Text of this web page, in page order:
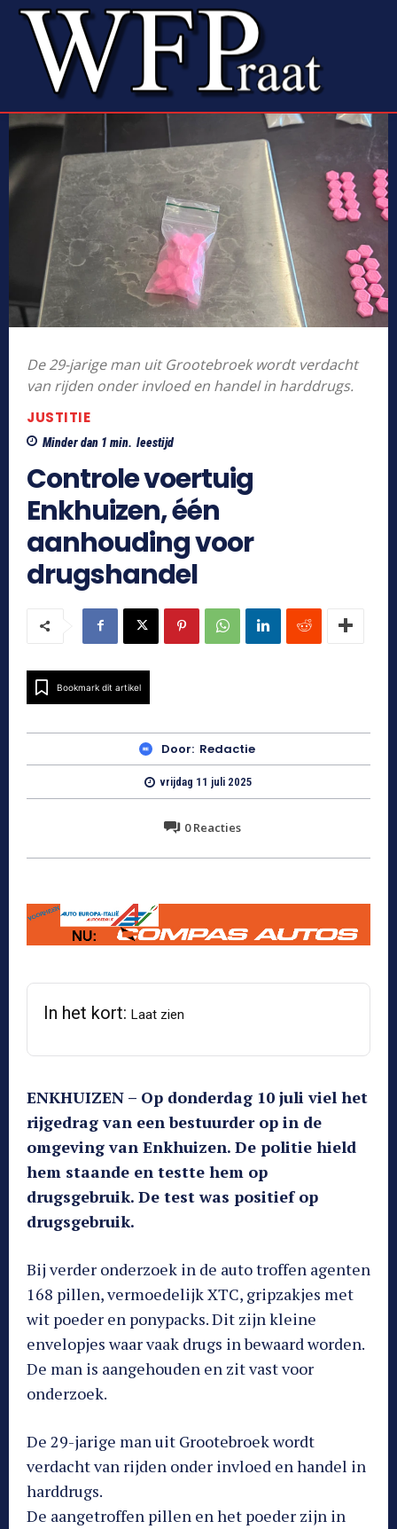
De 29-jarige man uit Grootebroek wordt verdacht
van rijden onder invloed en handel in harddrugs.
JUSTITIE
Minder dan 1 min. leestijd
Controle voertuig
Enkhuizen, één
aanhouding voor
drugshandel
Bookmark dit artikel
Door: Redactie
vrijdag 11 juli 2025
0Reacties
In het kort: Laat zien
ENKHUIZEN – Op donderdag 10 juli viel het
rijgedrag van een bestuurder op in de
omgeving van Enkhuizen. De politie hield
hem staande en testte hem op
drugsgebruik. De test was positief op
drugsgebruik.
Bij verder onderzoek in de auto troffen agenten
168 pillen, vermoedelijk XTC, gripzakjes met
wit poeder en ponypacks. Dit zijn kleine
envelopjes waar vaak drugs in bewaard worden.
De man is aangehouden en zit vast voor
onderzoek.
De 29-jarige man uit Grootebroek wordt
verdacht van rijden onder invloed en handel in
harddrugs.
De aangetroffen pillen en het poeder zijn in